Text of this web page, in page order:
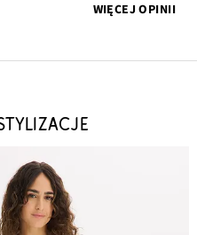
WIĘCEJ OPINII